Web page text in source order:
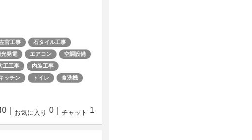
官工事
石タイル工事
光発電 エアコン
空調設備
工工事
内装工事
ッチン トイレ
食洗機
お気に入り 0 チャット 1